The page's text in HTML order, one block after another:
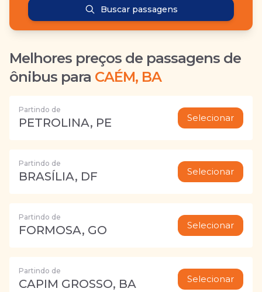
Buscar passagens
Melhores preços de passagens de
ônibus para CAÉM, BA
Partindo de
PETROLINA, PE Selecionar
Partindo de
BRASÍLIA, DF Selecionar
Partindo de
FORMOSA, GO Selecionar
Partindo de
CAPIM GROSSO, BA Selecionar